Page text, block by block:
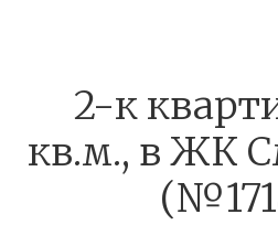
2-к
кв.м., в ЖК